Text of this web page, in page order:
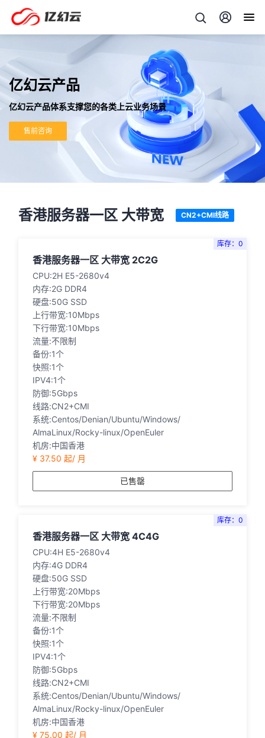
亿幻云产品
亿幻云产品体系支撑您的各类上云业务场景
售前咨询
香港服务器一区 大带宽 CN2+CMI线路
库存：0
香港服务器一区 大带宽 2C2G
CPU:2H E5-2680v4
内存:2G DDR4
硬盘:50G SSD
上行带宽:10Mbps
下行带宽:10Mbps
流量:不限制
备份:1个
快照:1个
IPV4:1个
防御:5Gbps
线路:CN2+CMI
系统:Centos/Denian/Ubuntu/Windows/
AlmaLinux/Rocky-linux/OpenEuler
机房:中国香港
¥ 37.50 起/ 月
已售罄
库存：0
香港服务器一区 大带宽 4C4G
CPU:4H E5-2680v4
内存:4G DDR4
硬盘:50G SSD
上行带宽:20Mbps
下行带宽:20Mbps
流量:不限制
备份:1个
快照:1个
IPV4:1个
防御:5Gbps
线路:CN2+CMI
系统:Centos/Denian/Ubuntu/Windows/
AlmaLinux/Rocky-linux/OpenEuler
机房:中国香港
¥ 75.00 起/ 月